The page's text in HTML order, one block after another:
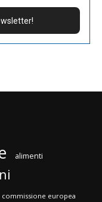
alimenti
commissione europea